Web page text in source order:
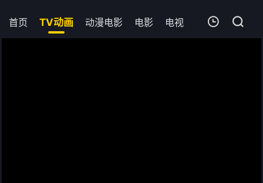
首页 TV动画 动漫电影 电影 电视剧 短剧 追剧